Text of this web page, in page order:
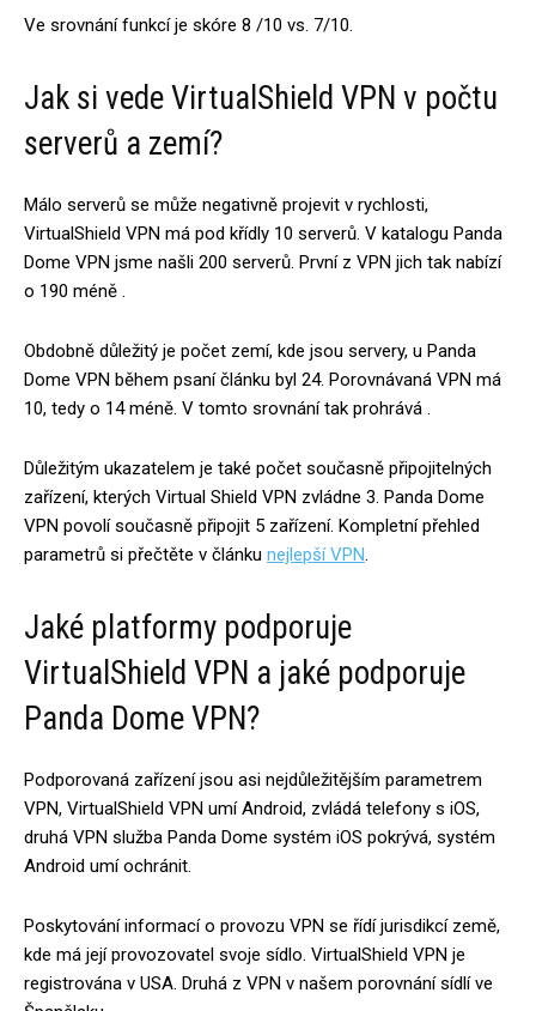
Ve srovnání funkcí je skóre 8 /10 vs. 7/10.
Jak si vede VirtualShield VPN v počtu
serverů a zemí?
Málo serverů se může negativně projevit v rychlosti,
VirtualShield VPN má pod křídly 10 serverů. V katalogu Panda
Dome VPN jsme našli 200 serverů. První z VPN jich tak nabízí
o 190 méně .
Obdobně důležitý je počet zemí, kde jsou servery, u Panda
Dome VPN během psaní článku byl 24. Porovnávaná VPN má
10, tedy o 14 méně. V tomto srovnání tak prohrává .
Důležitým ukazatelem je také počet současně připojitelných
zařízení, kterých Virtual Shield VPN zvládne 3. Panda Dome
VPN povolí současně připojit 5 zařízení. Kompletní přehled
parametrů si přečtěte v článku nejlepší VPN.
Jaké platformy podporuje
VirtualShield VPN a jaké podporuje
Panda Dome VPN?
Podporovaná zařízení jsou asi nejdůležitějším parametrem
VPN, VirtualShield VPN umí Android, zvládá telefony s iOS,
druhá VPN služba Panda Dome systém iOS pokrývá, systém
Android umí ochránit.
Poskytování informací o provozu VPN se řídí jurisdikcí země,
kde má její provozovatel svoje sídlo. VirtualShield VPN je
registrována v USA. Druhá z VPN v našem porovnání sídlí ve